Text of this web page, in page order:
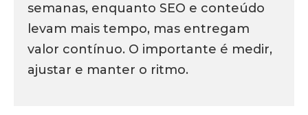
semanas, enquanto SEO e conteúdo
levam mais tempo, mas entregam
valor contínuo. O importante é medir,
ajustar e manter o ritmo.